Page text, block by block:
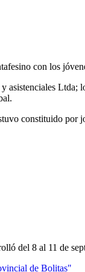
con los
Ltda;
constituido
del 8 al 11 de
de Bolitas"